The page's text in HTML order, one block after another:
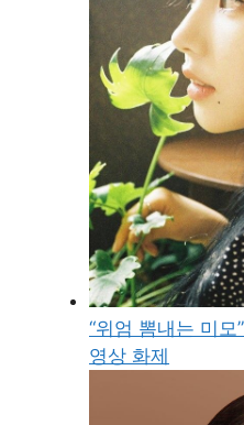
“위엄 뽐내는 미
영상 화제